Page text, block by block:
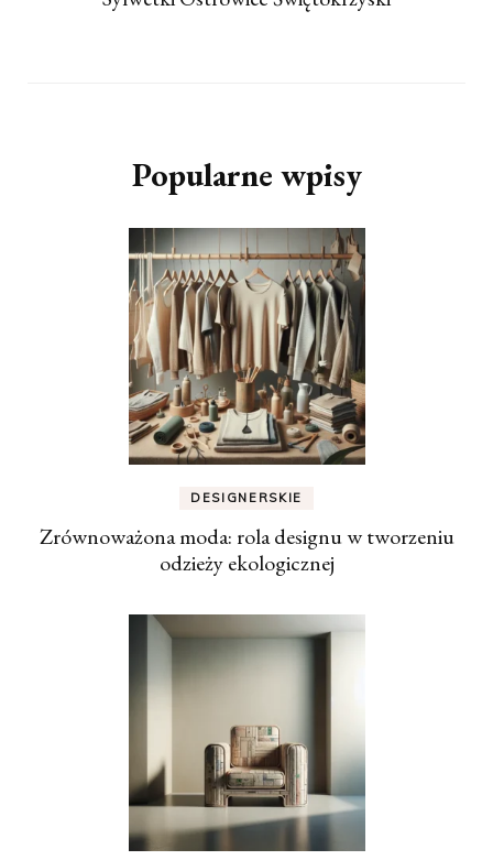
Popularne wpisy
DESIGNERSKIE
Zrównoważona moda: rola designu w tworzeniu
odzieży ekologicznej